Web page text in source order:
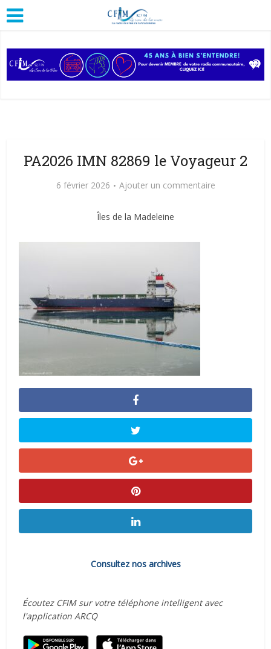
PA2026 IMN 82869 le Voyageur 2
6 février 2026 Ajouter un commentaire
Îles de la Madeleine
Consultez nos archives
Écoutez CFIM sur votre téléphone intelligent avec
l'application ARCQ